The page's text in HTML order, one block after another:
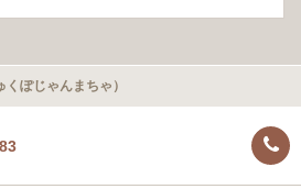
ぽじゃんまちゃ）